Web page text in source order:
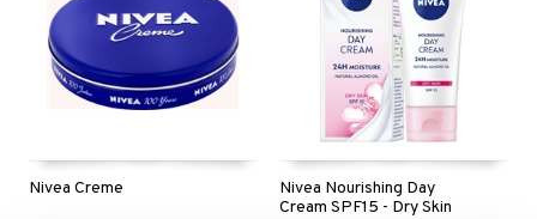
Nivea Creme
Nivea Nourishing Day
Cream SPF15 - Dry Skin